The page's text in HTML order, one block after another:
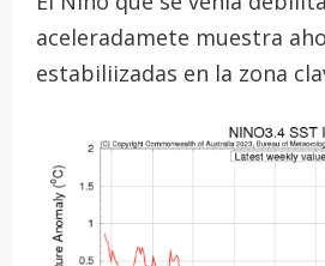
aceleradamete muestra
estabiliizadas en la zona